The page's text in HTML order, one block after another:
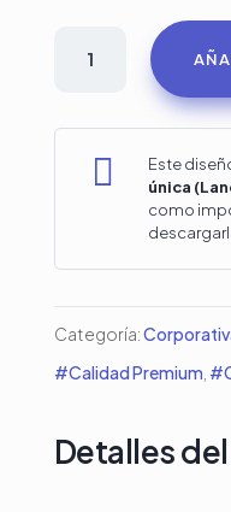
Divi
 Este
única
como
Categoría:
#Calidad Premium
Detalles